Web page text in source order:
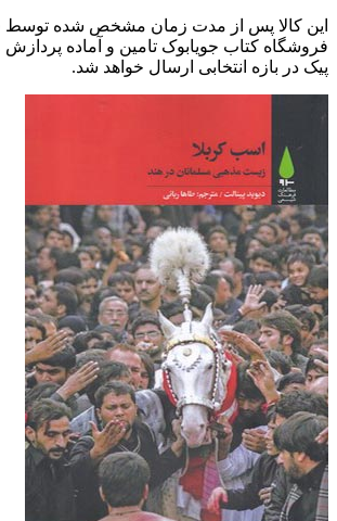
این کالا پس از مدت زمان مشخص شده توسط
فروشگاه کتاب جویابوک تامین و آماده
پیک در بازه انتخابی ارسال خواهد شد.